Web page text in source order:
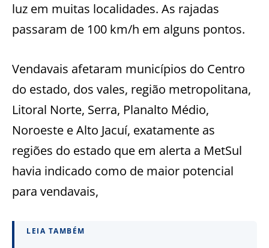
luz em muitas localidades. As rajadas
passaram de 100 km/h em alguns pontos.
Vendavais afetaram municípios do Centro
do estado, dos vales, região metropolitana,
Litoral Norte, Serra, Planalto Médio,
Noroeste e Alto Jacuí, exatamente as
regiões do estado que em alerta a MetSul
havia indicado como de maior potencial
para vendavais,
LEIA TAMBÉM